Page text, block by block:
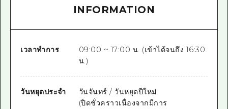
INFORMATION
เวลาทำการ
09:00 ~ 17:00 น. (เข้าได้จนถึง 16:30
น.)
วันหยุดประจำ
วันจันทร์ / วันหยุดปีใหม่
(ปิดชั่วคราวเนื่องจากมีการ